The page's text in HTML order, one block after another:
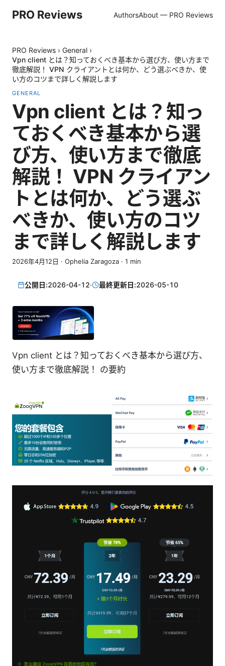
PRO Reviews AuthorsAbout — PRO Reviews
PRO Reviews › General ›
Vpn client とは？知っておくべき基本から選び方、使い方まで
徹底解説！ VPN クライアントとは何か、どう選ぶべきか、使
い方のコツまで詳しく解説します
GENERAL
Vpn client とは？知っ
ておくべき基本から選
び方、使い方まで徹底
解説！ VPN クライアン
トとは何か、どう選ぶ
べきか、使い方のコツ
まで詳しく解説します
2026年4月12日 · Ophelia Zaragoza · 1 min
公開日:2026-04-12· 最終更新日:2026-05-10
Vpn client とは？知っておくべき基本から選び方、
使い方まで徹底解説！ の要約